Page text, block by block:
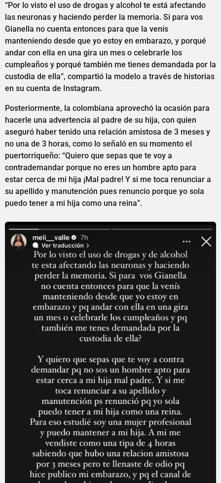
“Por lo visto el uso de drogas y alcohol te está afectando
las neuronas y haciendo perder la memoria. Si para vos
Gianella no cuenta entonces para que la venís
manteniendo desde que yo estoy en embarazo, y porqué
andar con ella en una gira un mes o celebrarle los
cumpleaños y porqué también me tienes demandada por la
custodia de ella”, compartió la modelo a través de historias
en su cuenta de Instagram.
Posteriormente, la colombiana aprovechó la ocasión para
hacerle una advertencia al padre de su hija, con quien
aseguró haber tenido una relación amistosa de 3 meses y
no una de 3 horas, como lo señaló en su momento el
puertorriqueño: “Quiero que sepas que te voy a
contrademandar porque no eres un hombre apto para
estar cerca de mi hija ¡Mal padre! Y si me toca renunciar a
su apellido y manutención pues renuncio porque yo sola
puedo tener a mi hija como una reina”.